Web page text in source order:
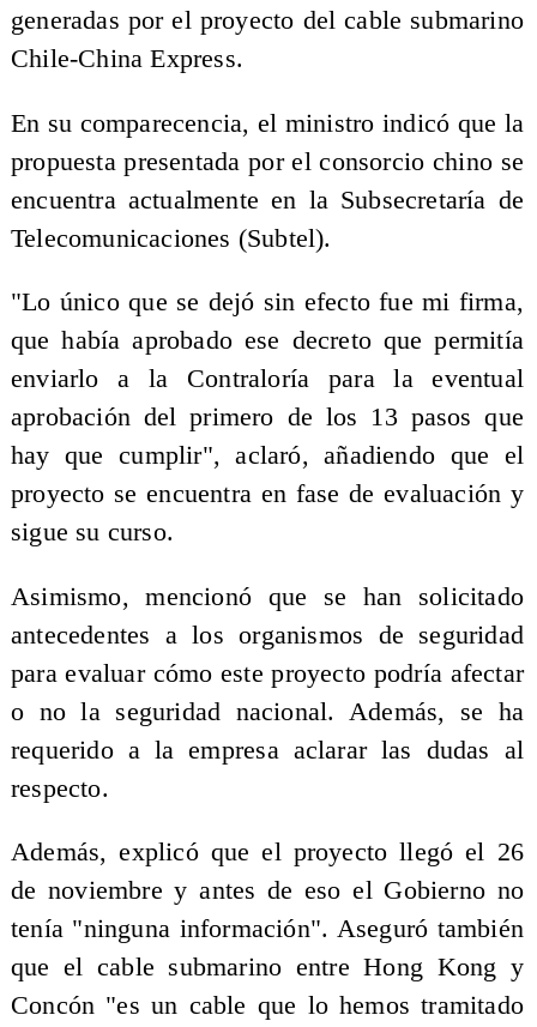
generadas por el proyecto del cable submarino
Chile-China Express.
En su comparecencia, el ministro indicó que la
propuesta presentada por el consorcio chino se
encuentra actualmente en la Subsecretaría de
Telecomunicaciones (Subtel).
"Lo único que se dejó sin efecto fue mi firma,
que había aprobado ese decreto que permitía
enviarlo a la Contraloría para la eventual
aprobación del primero de los 13 pasos que
hay que cumplir", aclaró, añadiendo que el
proyecto se encuentra en fase de evaluación y
sigue su curso.
Asimismo, mencionó que se han solicitado
antecedentes a los organismos de seguridad
para evaluar cómo este proyecto podría afectar
o no la seguridad nacional. Además, se ha
requerido a la empresa aclarar las dudas al
respecto.
Además, explicó que el proyecto llegó el 26
de noviembre y antes de eso el Gobierno no
tenía "ninguna información". Aseguró también
que el cable submarino entre Hong Kong y
Concón "es un cable que lo hemos tramitado